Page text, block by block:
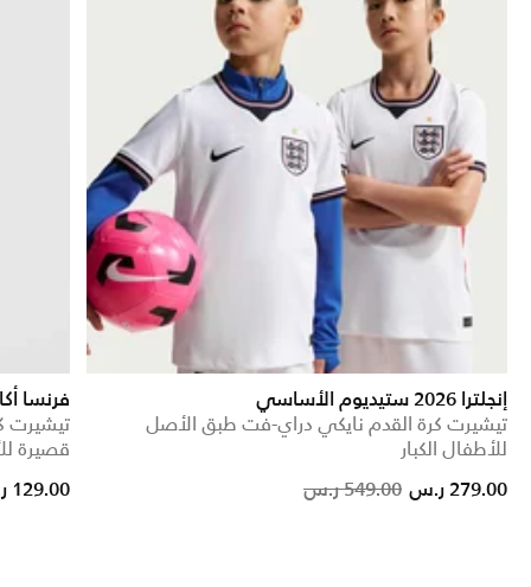
إنجلترا 2026 ستيديوم الأساسي
تيشيرت كرة القدم نايكي دراي-فت طبق الأصل
للأطفال الكبار
Price reduced from549.00 ر.س 279.00 ر.س
فرنسا
تيشيرت
قصيرة
129.00 ر.س